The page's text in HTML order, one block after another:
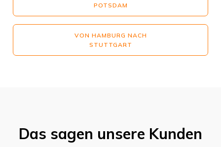
POTSDAM
VON HAMBURG NACH
STUTTGART
Das sagen unsere Kunden